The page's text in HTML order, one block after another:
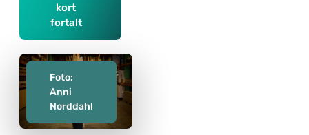
kort
fortalt
Foto:
Anni
Norddahl